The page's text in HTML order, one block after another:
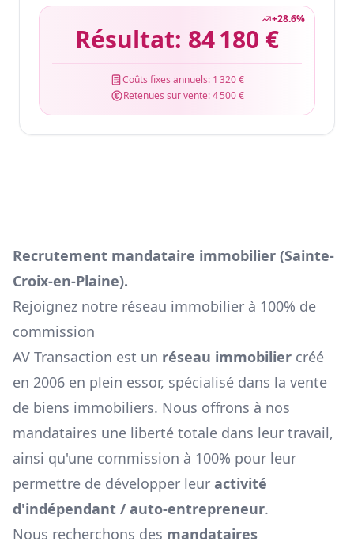
+28.6%
Résultat: 84 180 €
Coûts fixes annuels: 1 320 €
Retenues sur vente:4 500 €
Recrutement mandataire immobilier (Sainte-
Croix-en-Plaine).
Rejoignez notre réseau immobilier à 100% de
commission
AV Transaction est un réseau immobilier créé
en 2006 en plein essor, spécialisé dans la vente
de biens immobiliers. Nous offrons à nos
mandataires une liberté totale dans leur travail,
ainsi qu'une commission à 100% pour leur
permettre de développer leur activité
d'indépendant / auto-entrepreneur.
Nous recherchons des mandataires